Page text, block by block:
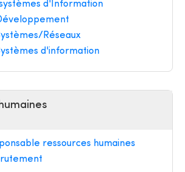
d'Information
Réseaux
d'information
ressources humaines